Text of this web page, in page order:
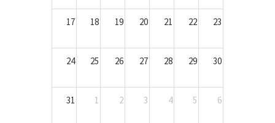
17 18 19 20 21 22 23
24 25 26 27 28 29 30
31 1 2 3 4 5 6